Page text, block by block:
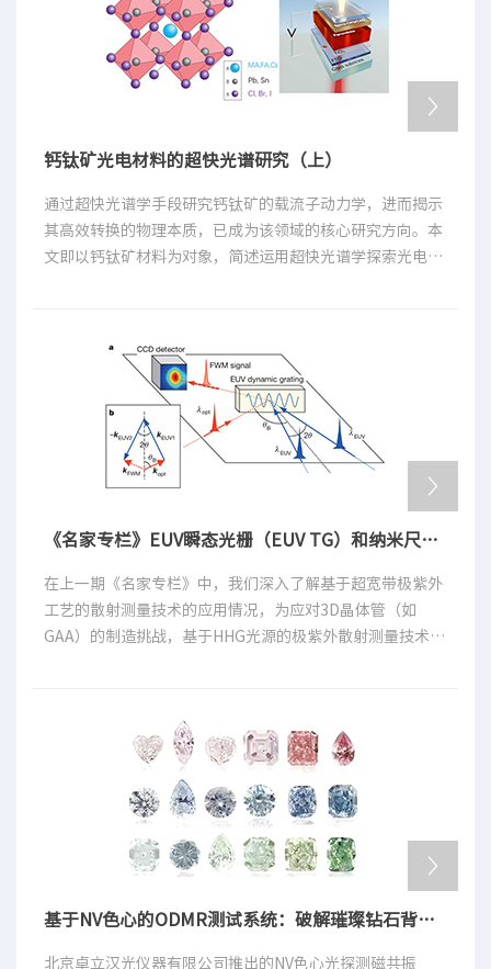
钙钛矿光电材料的超快光谱研究（上）
通过超快光谱学手段研究钙钛矿的载流子动力学，进而揭示
其高效转换的物理本质，已成为该领域的核心研究方向。本
文即以钙钛矿材料为对象，简述运用超快光谱学探索光电半
《名家专栏》EUV瞬态光栅（EUV TG）和纳米尺度热效应
在上一期《名家专栏》中，我们深入了解基于超宽带极紫外
工艺的散射测量技术的应用情况，为应对3D晶体管（如
GAA）的制造挑战，基于HHG光源的极紫外散射测量技术凭
术，了解其神秘奥义。
基于NV色心的ODMR测试系统：破解璀璨钻石背后的量子测量密码
北京卓立汉光仪器有限公司推出的NV色心光探测磁共振